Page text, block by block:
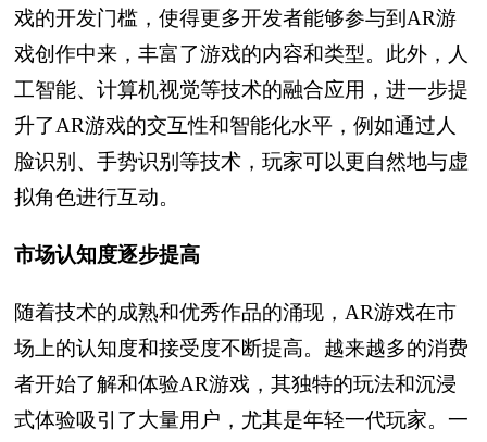
戏的开发门槛，使得更多开发者能够参与到AR游
戏创作中来，丰富了游戏的内容和类型。此外，人
工智能、计算机视觉等技术的融合应用，进一步提
升了AR游戏的交互性和智能化水平，例如通过人
脸识别、手势识别等技术，玩家可以更自然地与虚
拟角色进行互动。
市场认知度逐步提高
随着技术的成熟和优秀作品的涌现，AR游戏在市
场上的认知度和接受度不断提高。越来越多的消费
者开始了解和体验AR游戏，其独特的玩法和沉浸
式体验吸引了大量用户，尤其是年轻一代玩家。一